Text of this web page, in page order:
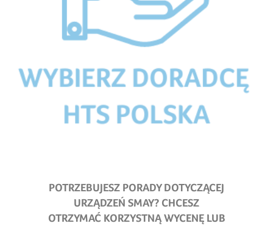
POTRZEBUJESZ PORADY DOTYCZĄCEJ
URZĄDZEŃ SMAY? CHCESZ
OTRZYMAĆ KORZYSTNĄ WYCENĘ LUB